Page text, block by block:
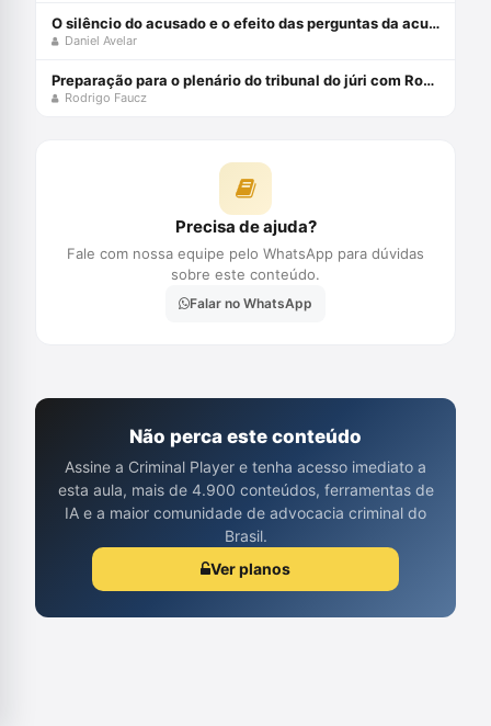
O silêncio do acusado e o efeito das perguntas da acusação em plenário
Daniel Avelar
Preparação para o plenário do tribunal do júri com Rodrigo Faucz
Rodrigo Faucz
Precisa de ajuda?
Fale com nossa equipe pelo WhatsApp para dúvidas
sobre este conteúdo.
Falar no WhatsApp
Não perca este conteúdo
Assine a Criminal Player e tenha acesso imediato a
esta aula, mais de 4.900 conteúdos, ferramentas de
IA e a maior comunidade de advocacia criminal do
Brasil.
Ver planos